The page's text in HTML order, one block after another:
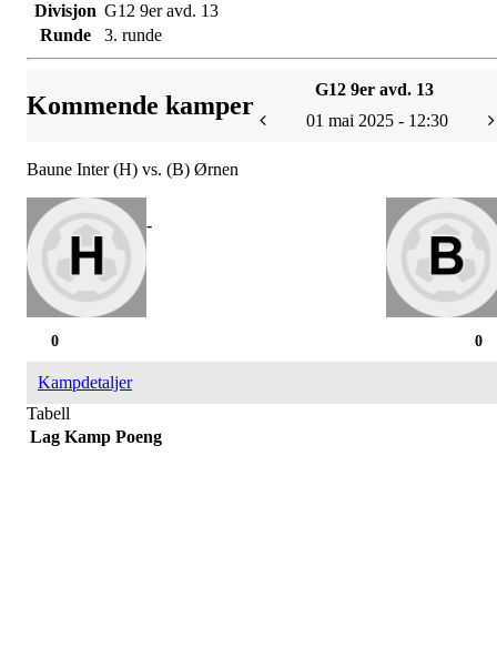
Divisjon G12 9er avd. 13
Runde
3. runde
Kommende kamper
G12 9er avd. 13
01 mai 2025 - 12:30
Baune Inter (H) vs. (B) Ørnen
-
0
0
Kampdetaljer
Tabell
Lag Kamp Poeng